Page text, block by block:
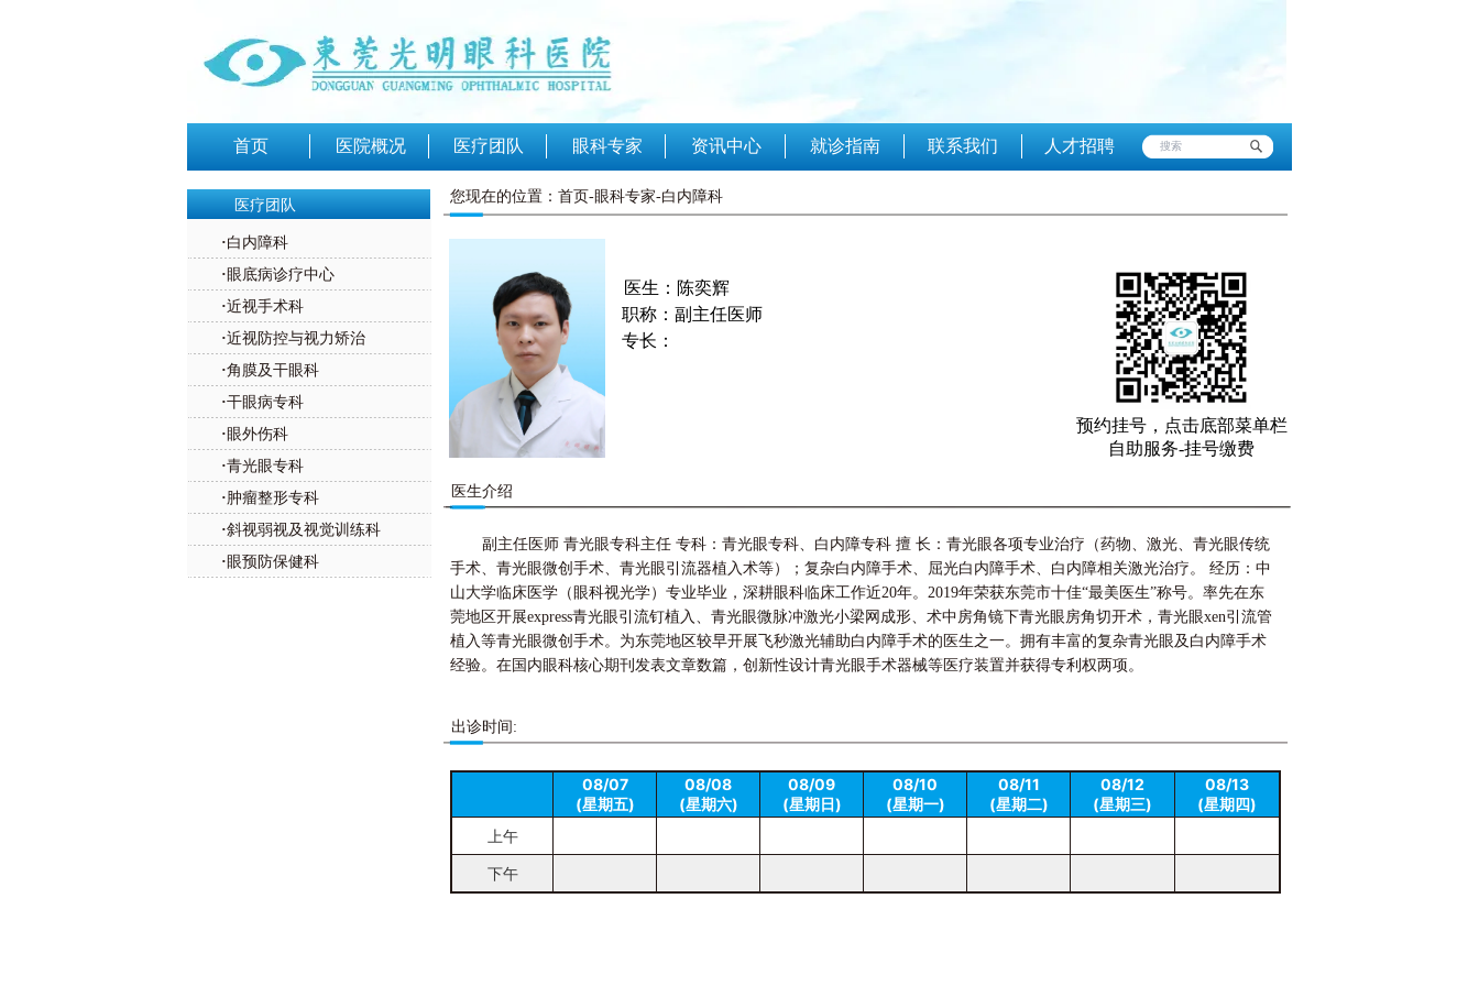
首页 医院概况 医疗团队 眼科专家 资讯中心 就诊指南 联系我们 人才招聘
医疗团队
·白内障科
·眼底病诊疗中心
·近视手术科
·近视防控与视力矫治
·角膜及干眼科
·干眼病专科
·眼外伤科
·青光眼专科
·肿瘤整形专科
·斜视弱视及视觉训练科
·眼预防保健科
您现在的位置：首页-眼科专家-白内障科
医生：陈奕辉
职称：副主任医师
专长：
预约挂号，点击底部菜单栏
自助服务-挂号缴费
医生介绍
副主任医师 青光眼专科主任 专科：青光眼专科、白内障专科 擅 长：青光眼各项专业治疗（药物、激光、青光眼传统
手术、青光眼微创手术、青光眼引流器植入术等）；复杂白内障手术、屈光白内障手术、白内障相关激光治疗。 经历：中
山大学临床医学（眼科视光学）专业毕业，深耕眼科临床工作近20年。2019年荣获东莞市十佳“最美医生”称号。率先在东
莞地区开展express青光眼引流钉植入、青光眼微脉冲激光小梁网成形、术中房角镜下青光眼房角切开术，青光眼xen引流管
植入等青光眼微创手术。为东莞地区较早开展飞秒激光辅助白内障手术的医生之一。拥有丰富的复杂青光眼及白内障手术
经验。在国内眼科核心期刊发表文章数篇，创新性设计青光眼手术器械等医疗装置并获得专利权两项。
出诊时间:
08/07
(星期五)
08/08
(星期六)
08/09
(星期日)
08/10
(星期一)
08/11
(星期二)
08/12
(星期三)
08/13
(星期四)
上午
下午